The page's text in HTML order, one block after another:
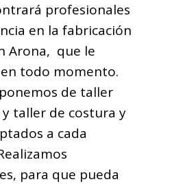
profesionales
en la fabricación
Arona, que le
todo momento.
de taller
taller de costura y
a cada
para que pueda